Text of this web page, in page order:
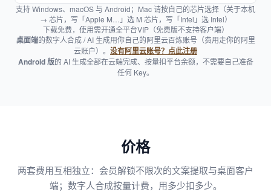
支持 Windows、macOS 与 Android；Mac 请按自己的芯片选择（关于本机
→ 芯片，写「Apple M…」选 M 芯片，写「Intel」选 Intel）
下载免费，使用需开通全平台VIP（免费版不支持客户端）
桌面端的数字人合成 / AI 生成用你自己的阿里云百炼账号（费用走你的阿里
云账户）。 没有阿里云账号？点此注册
Android 版的 AI 生成全部在云端完成、按量扣平台余额，不需要自己准备
任何 Key。
价格
两套费用互相独立：会员解锁不限次的文案提取与桌面客户
端；数字人合成按量计费，用多少扣多少。